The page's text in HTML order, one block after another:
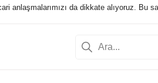
da dikkate alıyoruz. Bu